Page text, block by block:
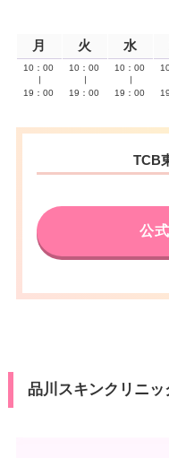
月 火 水
10：00
19：00
10：00
19：00
10：00
19：00
TCB
公
品川スキンクリニ